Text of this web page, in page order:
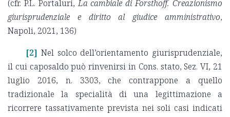
(cfr. P.L. Portaluri,La cambiale di Forsthoff. Creazionismo
giurisprudenziale e diritto al giudice amministrativo,
Napoli, 2021, 136)
[2] Nel solco dell’orientamento giurisprudenziale,
il cui caposaldo può rinvenirsi in Cons. stato, Sez. VI, 21
luglio 2016, n. 3303, che contrappone a quello
tradizionale la specialità di una legittimazione a
ricorrere tassativamente prevista nei soli casi indicati